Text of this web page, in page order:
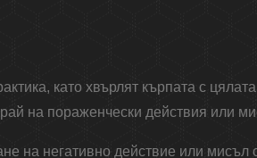
като хвърлят кърпата с
на пораженчески действия или
на негативно действие или мисъл